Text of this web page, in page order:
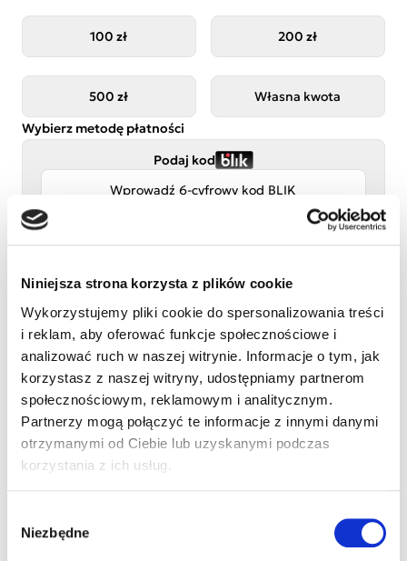
Niniejsza strona korzysta z plików cookie
Wykorzystujemy pliki cookie do spersonalizowania treści
i reklam, aby oferować funkcje społecznościowe i
analizować ruch w naszej witrynie. Informacje o tym, jak
korzystasz z naszej witryny, udostępniamy partnerom
społecznościowym, reklamowym i analitycznym.
Partnerzy mogą połączyć te informacje z innymi danymi
otrzymanymi od Ciebie lub uzyskanymi podczas
korzystania z ich usług.
zgody
Niezbędne
100 zł 200 zł
500 zł
Własna kwota
Wybierz metodę płatności
Podaj kod
Przelew tradycyjny
Adres e-mail
Numer telefonu (opcjonalnie)